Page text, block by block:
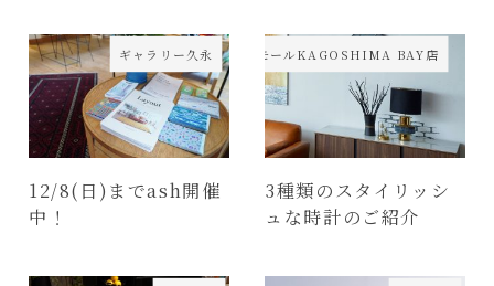
ギャラリー久永
12/8(日)までash開催
中！
天文館店・イオンモールKAGOSHIMA BAY店
3種類のスタイリッシ
ュな時計のご紹介